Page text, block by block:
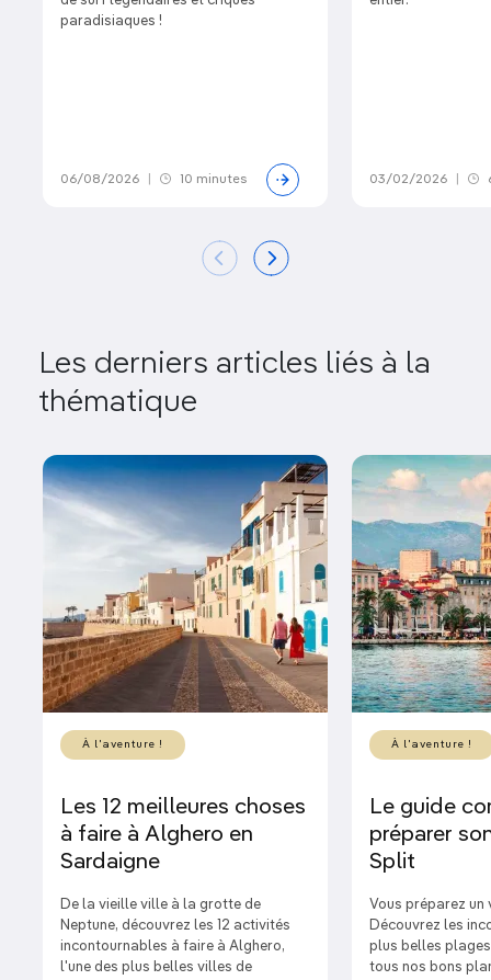
paradisiaques !
06/08/2026 10 minutes 03/02/2026
Les derniers articles liés à la
thématique
À l'aventure !
Les 12 meilleures choses
à faire à Alghero en
Sardaigne
De la vieille ville à la grotte de
Neptune, découvrez les 12 activités
incontournables à faire à Alghero,
l'une des plus belles villes de
À l'aventure !
Le guide
préparer
Split
Vous préparez
Découvrez les
plus belles
tous nos bons